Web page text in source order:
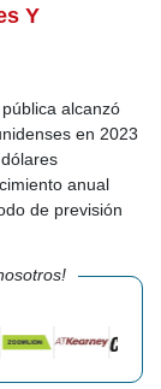
Y
alcanzó
en 2023
anual
de previsión